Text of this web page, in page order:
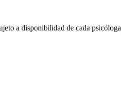
a disponibilidad de cada psicóloga